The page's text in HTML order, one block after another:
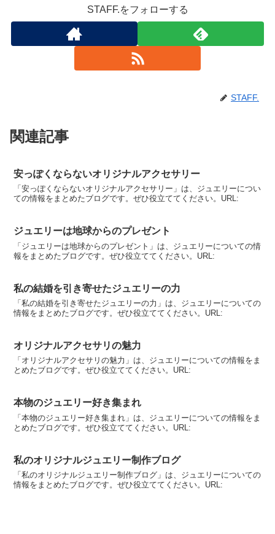
STAFF.をフォローする
STAFF.
関連記事
安っぽくならないオリジナルアクセサリー
「安っぽくならないオリジナルアクセサリー」は、ジュエリーについ
ての情報をまとめたブログです。ぜひ役立ててください。URL:
ジュエリーは地球からのプレゼント
「ジュエリーは地球からのプレゼント」は、ジュエリーについての情
報をまとめたブログです。ぜひ役立ててください。URL:
私の結婚を引き寄せたジュエリーの力
「私の結婚を引き寄せたジュエリーの力」は、ジュエリーについての
情報をまとめたブログです。ぜひ役立ててください。URL:
オリジナルアクセサリの魅力
「オリジナルアクセサリの魅力」は、ジュエリーについての情報をま
とめたブログです。ぜひ役立ててください。URL:
本物のジュエリー好き集まれ
「本物のジュエリー好き集まれ」は、ジュエリーについての情報をま
とめたブログです。ぜひ役立ててください。URL:
私のオリジナルジュエリー制作ブログ
「私のオリジナルジュエリー制作ブログ」は、ジュエリーについての
情報をまとめたブログです。ぜひ役立ててください。URL: